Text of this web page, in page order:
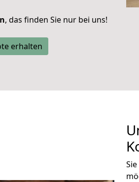
, das finden Sie nur bei uns!
erhalten